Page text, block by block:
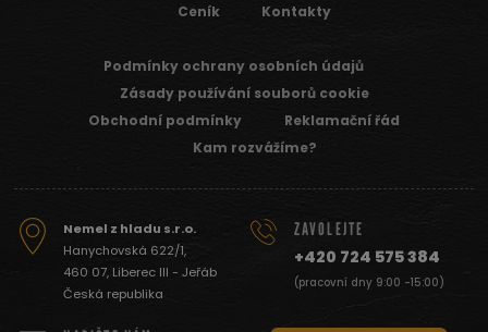
Ceník
Kontakty
Podmínky ochrany osobních údajů
Zásady používání souborů cookie
Obchodní podmínky
Reklamační řád
Kam rozvážíme?
Nemel z hladu s.r.o.
Hanychovská 622/1,
460 07, Liberec III - Jeřáb
Česká republika
ZAVOLEJTE
+420 724 575 384
(pracovní dny 9:00 -15:00)